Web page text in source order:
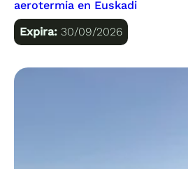
aerotermia en Euskadi
Expira:30/09/2026